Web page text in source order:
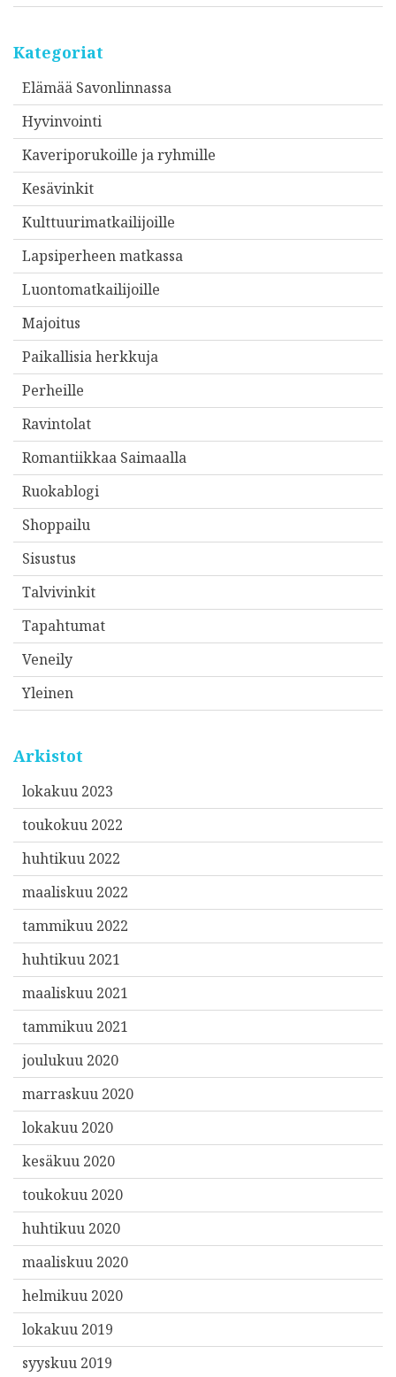
Kategoriat
Elämää Savonlinnassa
Hyvinvointi
Kaveriporukoille ja ryhmille
Kesävinkit
Kulttuurimatkailijoille
Lapsiperheen matkassa
Luontomatkailijoille
Majoitus
Paikallisia herkkuja
Perheille
Ravintolat
Romantiikkaa Saimaalla
Ruokablogi
Shoppailu
Sisustus
Talvivinkit
Tapahtumat
Veneily
Yleinen
Arkistot
lokakuu 2023
toukokuu 2022
huhtikuu 2022
maaliskuu 2022
tammikuu 2022
huhtikuu 2021
maaliskuu 2021
tammikuu 2021
joulukuu 2020
marraskuu 2020
lokakuu 2020
kesäkuu 2020
toukokuu 2020
huhtikuu 2020
maaliskuu 2020
helmikuu 2020
lokakuu 2019
syyskuu 2019